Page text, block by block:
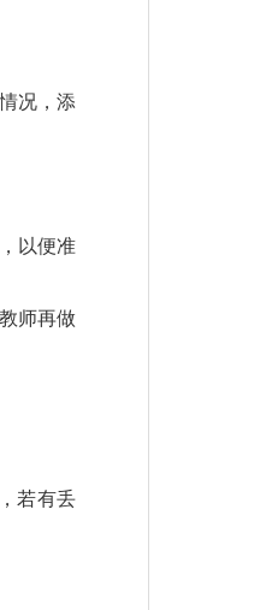
况，添
以便准
师再做
若有丢